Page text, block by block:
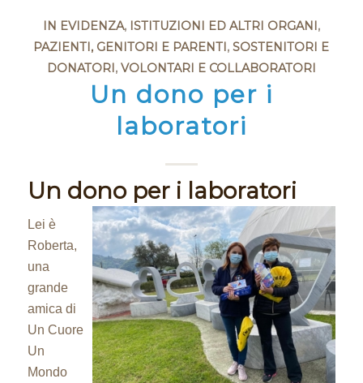
IN EVIDENZA, ISTITUZIONI ED ALTRI ORGANI,
PAZIENTI, GENITORI E PARENTI,SOSTENITORI E
DONATORI, VOLONTARI E COLLABORATORI
Un dono per i
laboratori
Un dono per i laboratori
Lei è
Roberta,
una
grande
amica di
Un Cuore
Un
Mondo